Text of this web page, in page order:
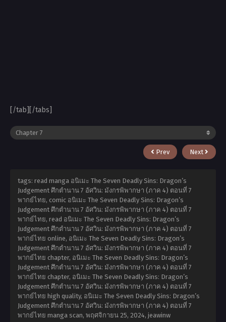
[/tab][/tabs]
Prev Next
tags: read manga อนิเมะ The Seven Deadly Sins: Dragon’s
Judgement ศึกตำนาน 7 อัศวิน: มังกรพิพากษา (ภาค 4) ตอนที่ 7
พากย์ไทย, comic อนิเมะ The Seven Deadly Sins: Dragon’s
Judgement ศึกตำนาน 7 อัศวิน: มังกรพิพากษา (ภาค 4) ตอนที่ 7
พากย์ไทย, read อนิเมะ The Seven Deadly Sins: Dragon’s
Judgement ศึกตำนาน 7 อัศวิน: มังกรพิพากษา (ภาค 4) ตอนที่ 7
พากย์ไทย online, อนิเมะ The Seven Deadly Sins: Dragon’s
Judgement ศึกตำนาน 7 อัศวิน: มังกรพิพากษา (ภาค 4) ตอนที่ 7
พากย์ไทย chapter, อนิเมะ The Seven Deadly Sins: Dragon’s
Judgement ศึกตำนาน 7 อัศวิน: มังกรพิพากษา (ภาค 4) ตอนที่ 7
พากย์ไทย chapter, อนิเมะ The Seven Deadly Sins: Dragon’s
Judgement ศึกตำนาน 7 อัศวิน: มังกรพิพากษา (ภาค 4) ตอนที่ 7
พากย์ไทย high quality, อนิเมะ The Seven Deadly Sins: Dragon’s
Judgement ศึกตำนาน 7 อัศวิน: มังกรพิพากษา (ภาค 4) ตอนที่ 7
พากย์ไทย manga scan, พฤศจิกายน 25, 2024, jeawinw